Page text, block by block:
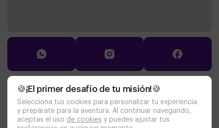
🍪¡El primer desafío de tu misión!🍪
Selecciona tus cookies para personalizar tu experiencia
y prepárate para la aventura. Al continuar navegando,
aceptas el uso de cookies y puedes ajustar tus
Documentación
política de cookies
aviso legal
politica de privacidad
personas con discapacidad